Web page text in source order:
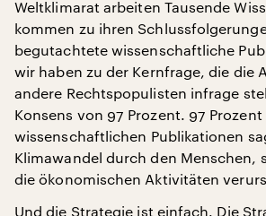
Weltklimarat arbeiten Tausende
kommen zu ihren
begutachtete wissenschaftliche
wir haben zu der Kernfrage, die die
andere Rechtspopulisten infrage
Konsens von 97 Prozent. 97 Prozent
wissenschaftlichen Publikationen
Klimawandel durch den Menschen,
die ökonomischen Aktivitäten
Und die Strategie ist einfach. Die